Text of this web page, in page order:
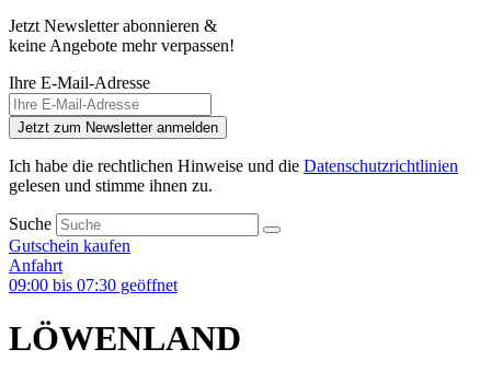
Jetzt Newsletter abonnieren &
keine Angebote mehr verpassen!
Ihre E-Mail-Adresse
Jetzt zum Newsletter anmelden
Ich habe die rechtlichen Hinweise und die Datenschutzrichtlinien
gelesen und stimme ihnen zu.
Suche
Gutschein kaufen
Anfahrt
09:00 bis 07:30 geöffnet
LÖWENLAND